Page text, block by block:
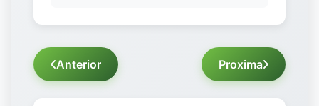
Anterior Proxima